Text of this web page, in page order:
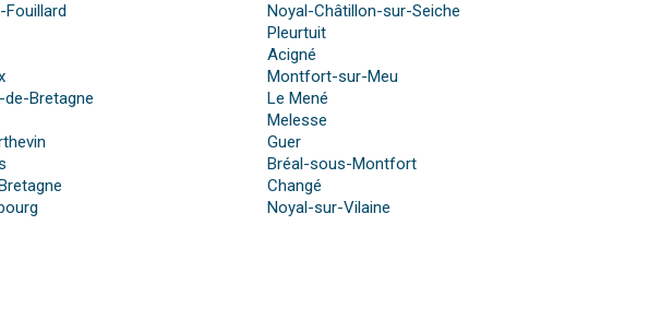
Fouillard
Bretagne
Noyal-Châtillon-sur-Seiche
Pleurtuit
Acigné
Montfort-sur-Meu
Le Mené
Melesse
Guer
Bréal-sous-Montfort
Changé
Noyal-sur-Vilaine